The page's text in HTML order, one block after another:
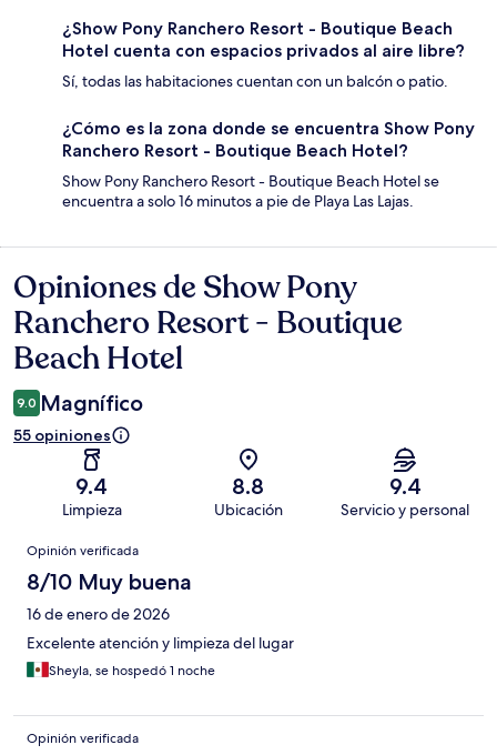
¿Show Pony Ranchero Resort - Boutique Beach
Hotel cuenta con espacios privados al aire libre?
Sí, todas las habitaciones cuentan con un balcón o patio.
¿Cómo es la zona donde se encuentra Show Pony
Ranchero Resort - Boutique Beach Hotel?
Show Pony Ranchero Resort - Boutique Beach Hotel se
encuentra a solo 16 minutos a pie de Playa Las Lajas.
Opiniones
Opiniones de Show Pony
Ranchero Resort - Boutique
Beach Hotel
9.0 Magnífico
55 opiniones
9.4
Limpieza
8.8
Ubicación
9.4
Servicio y personal
Opiniones
Opinión verificada
8/10 Muy buena
16 de enero de 2026
Excelente atención y limpieza del lugar
Sheyla, se hospedó 1 noche
Opinión verificada